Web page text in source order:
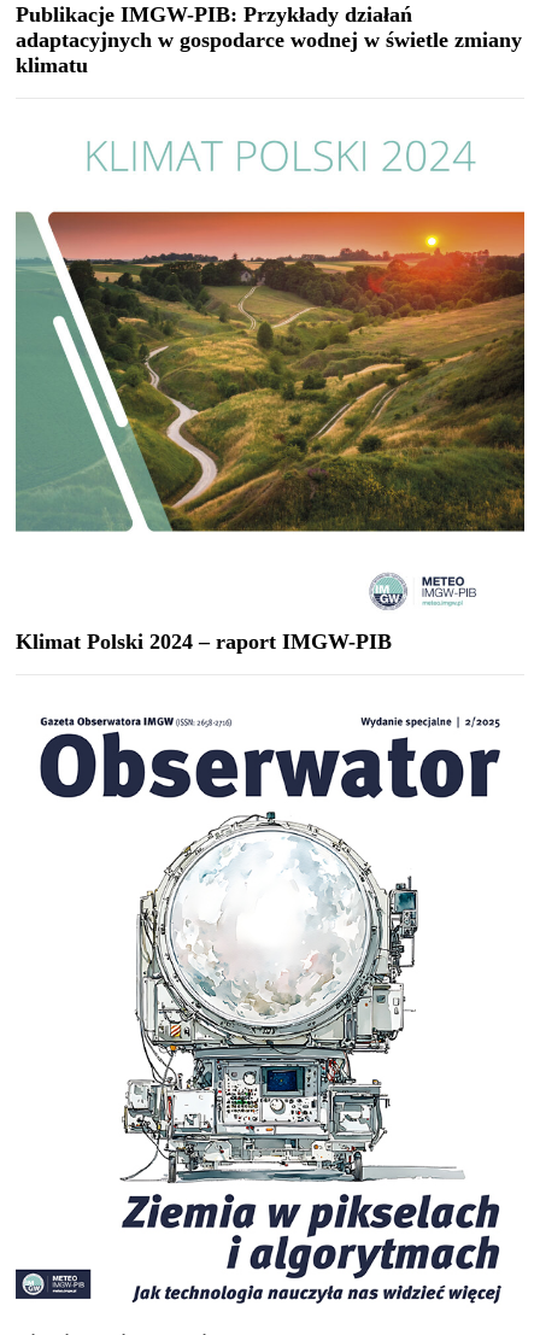
Publikacje IMGW-PIB: Przykłady działań
adaptacyjnych w gospodarce wodnej w świetle zmiany
klimatu
Klimat Polski 2024 – raport IMGW-PIB